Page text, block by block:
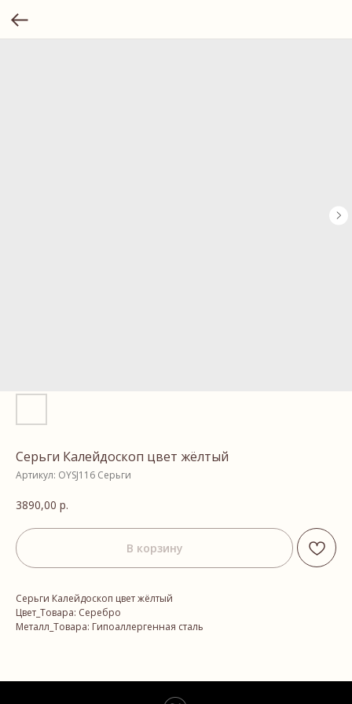
Серьги Калейдоскоп цвет жёлтый
Артикул: OYSJ116 Серьги
3890,00 р.
В корзину
Серьги Калейдоскоп цвет жёлтый
Цвет_Товара: Серебро
Металл_Товара: Гипоаллергенная сталь